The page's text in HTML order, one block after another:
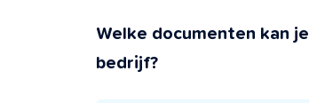
Welke documenten kan
bedrijf?